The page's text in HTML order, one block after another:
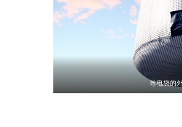
导电袋的